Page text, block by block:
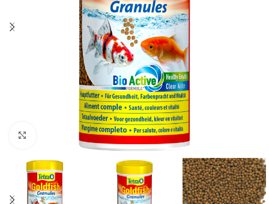
Нажмите, чтобы увеличить